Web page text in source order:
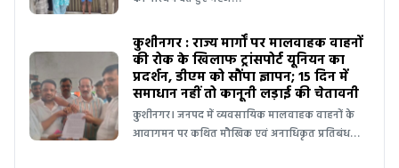
कुशीनगर : राज्य मार्गों पर मालवाहक वाहनों
की रोक के खिलाफ ट्रांसपोर्ट यूनियन का
प्रदर्शन, डीएम को सौंपा ज्ञापन; 15 दिन में
समाधान नहीं तो कानूनी लड़ाई की चेतावनी
कुशीनगर। जनपद में व्यवसायिक मालवाहक वाहनों के
आवागमन पर कथित मौखिक एवं अनाधिकृत प्रतिबंध…